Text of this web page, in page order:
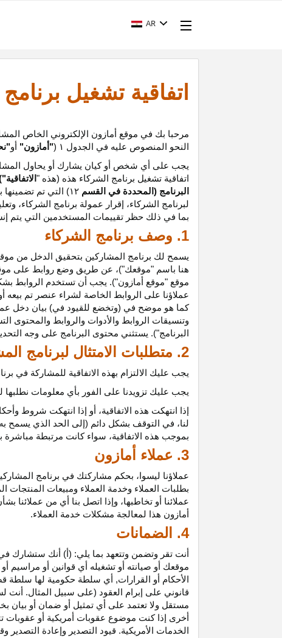
AR
اتفاقية تشغيل
مرحبا بك في موقع أمازون الإلكتروني الخاص
النحو المنصوص عليه في الجدول ۱ ( "أمازون" أو
يجب على أي شخص أو كيان يشارك أو يحاول
اتفاقية تشغيل برنامج الشركاء هذه (هذه " الاتفاقية
البرنامج (المحددة في القسم ۱۲) التي تم
لبرنامج الشركاء،
إقرار عمولة برنامج الشركاء، و
بما في ذلك حظر تقييمات المستخدمين التي يتم
1. وصف برنامج الشركاء
يسمح لك برنامج المشاركين بتحقيق الدخل من
هنا باسم "موقعك")، عن طريق وضع روابط على
موقع "موقع أمازون"). يجب أن تستخدم الروابط
عملاؤنا على الروابط الخاصة لشراء عنصر تم بيعه
كما هو موضح في (وتخضع للقيود في) بيان دخل
وتنسيقات الروابط والأدوات والروابط والمحتوى
البرنامج"). يستثني محتوى البرنامج على وجه
2. متطلبات الامتثال لبرنامج المشاركين
يجب عليك الالتزام بهذه الاتفاقية للمشاركة في
يجب عليك تزويدنا على الفور بأي معلومات نطلبها
إذا انتهكت هذه
الاتفاقية، أو إذا انتهكت شروط
لنا، في التوقف بشكل دائم (إلى الحد الذي يسمح
بموجب هذه
الاتفاقية، سواء كانت مرتبطة مباشرة
3. عملاء أمازون
عملاؤنا ليسوا، بحكم مشاركتك في برنامج
بطلبات العملاء وخدمة العملاء ومبيعات
عملائنا أو تخاطبها، وإذا اتصل بنا أي من
أمازون هذا لمعالجة مشكلات خدمة العملاء.
4. الضمانات
أنت تقر وتضمن وتتعهد بما يلي: (أ) أنك ستشارك
موقعك أو صيانته أو تشغيله أي قوانين أو مراسيم
الأحكام أو القرارات, أي سلطة حكومية لها سلطة
قانوني على إبرام العقود (على سبيل المثال.
مستقل ولا تعتمد على أي تمثيل أو ضمان أو
أخرى إذا كنت موضوع عقوبات أمريكية أو
الخدمات الأمريكية. قيود التصدير وإعادة